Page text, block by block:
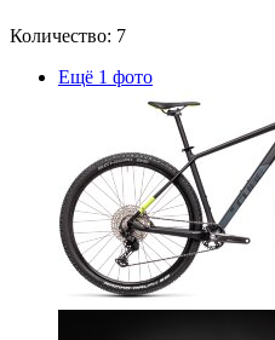
Количество: 7
Ещё 1 фото